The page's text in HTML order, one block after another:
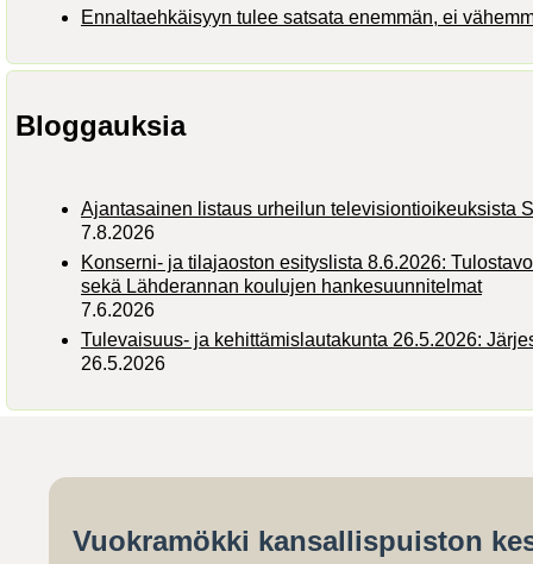
Ennaltaehkäisyyn tulee satsata enemmän, ei
Bloggauksia
Ajantasainen listaus urheilun televisiontioikeuksista
7.8.2026
Konserni- ja tilajaoston esityslista 8.6.2026:
sekä Lähderannan koulujen hankesuunnitelmat
7.6.2026
Tulevaisuus- ja kehittämislautakunta 26.5.2026:
26.5.2026
Vuokramökki kansallispuiston